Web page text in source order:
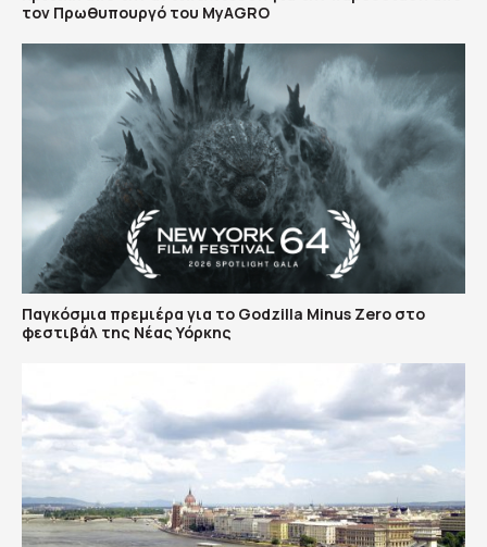
τον Πρωθυπουργό του MyAGRO
Παγκόσμια πρεμιέρα για το Godzilla Minus Zero στο
φεστιβάλ της Νέας Υόρκης